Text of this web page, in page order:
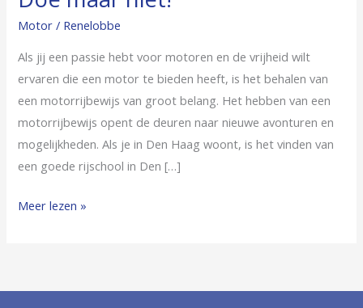
Motor / Renelobbe
Als jij een passie hebt voor motoren en de vrijheid wilt
ervaren die een motor te bieden heeft, is het behalen van
een motorrijbewijs van groot belang. Het hebben van een
motorrijbewijs opent de deuren naar nieuwe avonturen en
mogelijkheden. Als je in Den Haag woont, is het vinden van
een goede rijschool in Den […]
Meer lezen »